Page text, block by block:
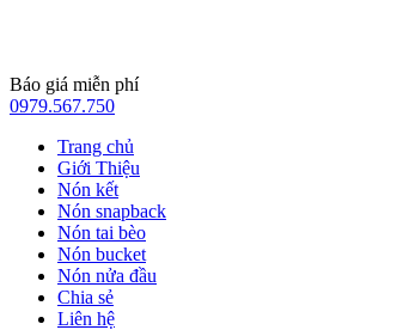
Báo giá miễn phí
0979.567.750
Trang chủ
Giới Thiệu
Nón kết
Nón snapback
Nón tai bèo
Nón bucket
Nón nửa đầu
Chia sẻ
Liên hệ